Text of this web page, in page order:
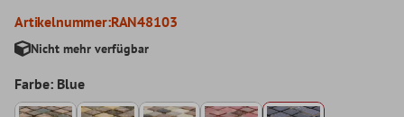
Artikelnummer:RAN48103
Nicht mehr verfügbar
Farbe: Blue